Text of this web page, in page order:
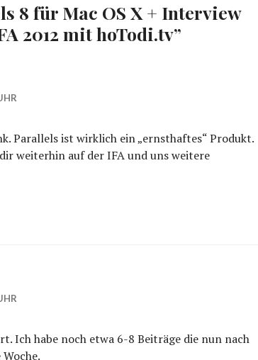
8 für Mac OS X + Interview
2012 mit hoTodi.tv”
Parallels ist wirklich ein „ernsthaftes“ Produkt.
weiterhin auf der IFA und uns weitere
Ich habe noch etwa 6-8 Beiträge die nun nach